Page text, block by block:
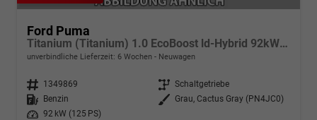
Ford Puma
Titanium (Titanium) 1.0 EcoBoost ld-Hybrid 92kW (125 PS) 7-Gang-DSG
unverbindliche Lieferzeit: 6 Wochen Neuwagen
Fahrzeugnr. 1349869 Getriebe Schaltgetriebe
Kraftstoff
Benzin Außenfarbe
Grau, Cactus Gray (PN4JC0)
Leistung
92 kW (125 PS)